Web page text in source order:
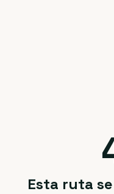
Esta ruta